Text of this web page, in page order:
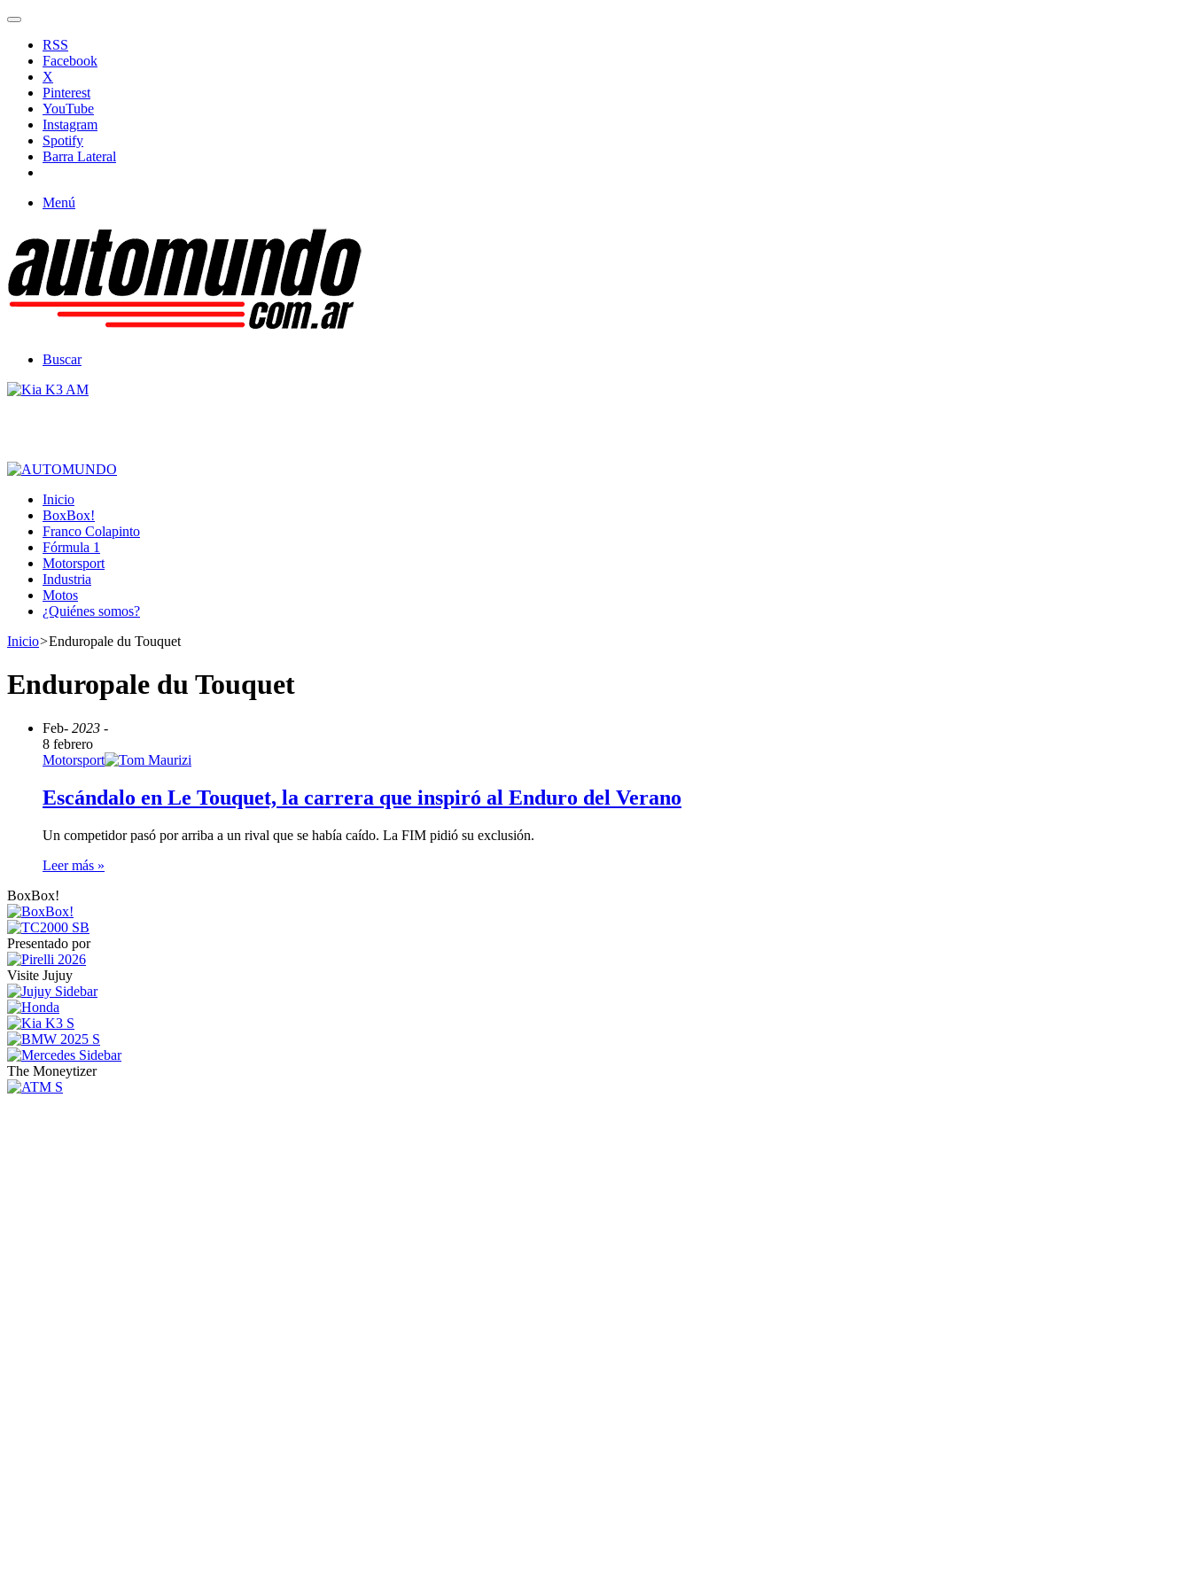
RSS
Facebook
X
Pinterest
YouTube
Instagram
Spotify
Barra Lateral
Menú
Buscar
Inicio
BoxBox!
Franco Colapinto
Fórmula 1
Motorsport
Industria
Motos
¿Quiénes somos?
Inicio>Enduropale du Touquet
Enduropale du Touquet
Feb- 2023 -
8 febrero
Motorsport
Escándalo en Le Touquet, la carrera que inspiró al Enduro del Verano
Un competidor pasó por arriba a un rival que se había caído. La FIM pidió su exclusión.
Leer más »
BoxBox!
Presentado por
Visite Jujuy
The Moneytizer